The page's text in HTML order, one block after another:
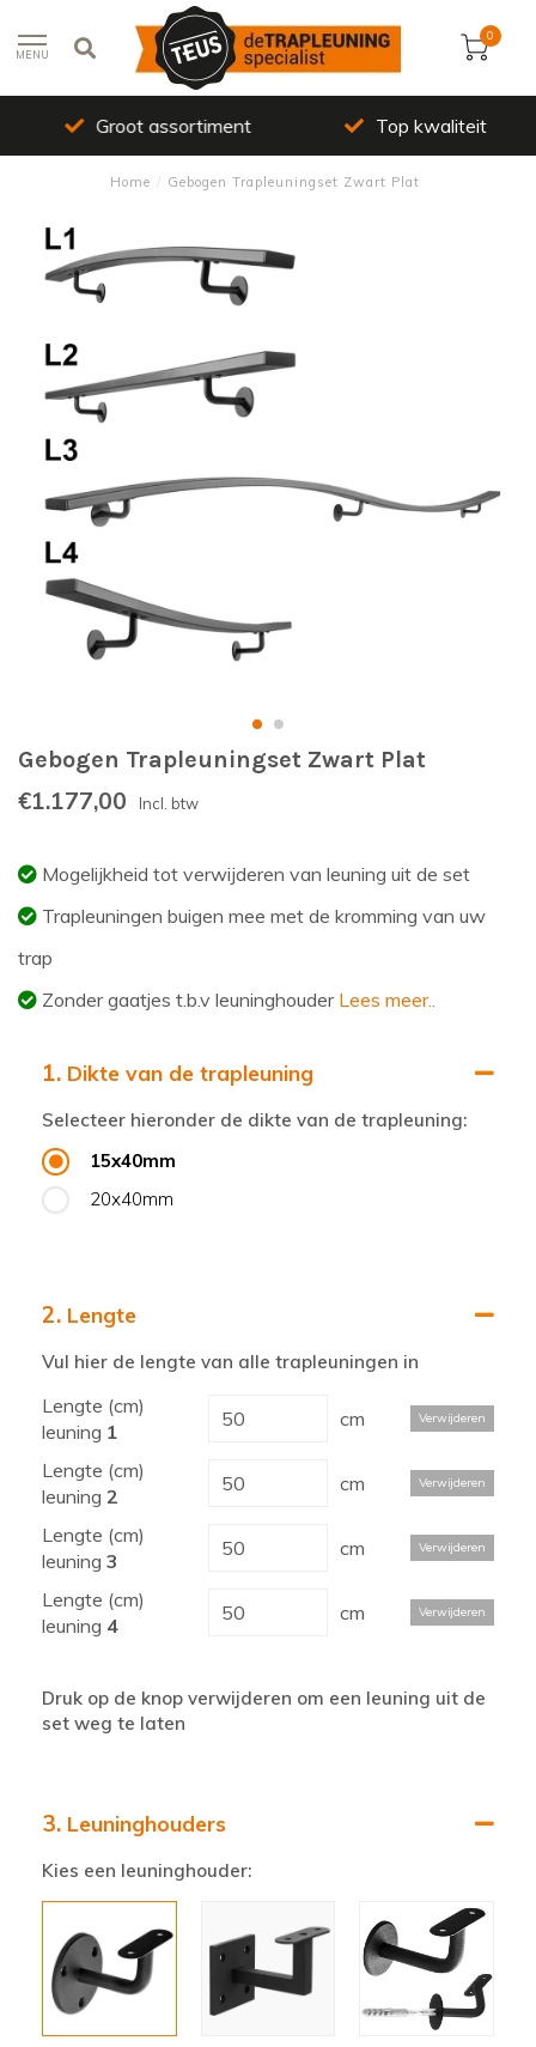
MENU
0
Groot assortiment Top kwaliteit
Home / Gebogen Trapleuningset Zwart Plat
Gebogen Trapleuningset Zwart Plat
€1.177,00 Incl. btw
Mogelijkheid tot verwijderen van leuning uit de set
Trapleuningen buigen mee met de kromming van uw
trap
Zonder gaatjes t.b.v leuninghouder Lees meer..
1. Dikte van de trapleuning
Selecteer hieronder de dikte van de trapleuning:
15x40mm
20x40mm
2. Lengte
Vul hier de lengte van alle trapleuningen in
Lengte (cm)
leuning 1
cm Verwijderen
Lengte (cm)
leuning 2
cm Verwijderen
Lengte (cm)
leuning 3
cm Verwijderen
Lengte (cm)
leuning 4
cm Verwijderen
Druk op de knop verwijderen om een leuning uit de
set weg te laten
3. Leuninghouders
Kies een leuninghouder: